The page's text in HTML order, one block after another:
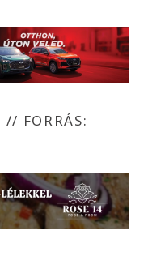
// FORRÁS: